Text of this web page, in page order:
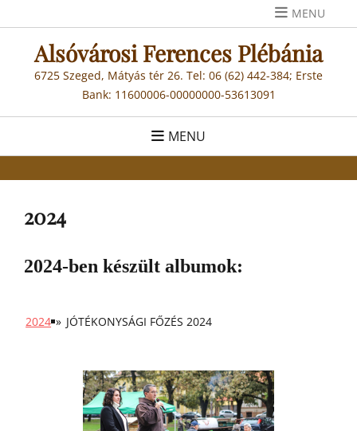
to
content
MENU
Alsóvárosi Ferences Plébánia
6725 Szeged, Mátyás tér 26. Tel: 06 (62) 442-384; Erste
Bank: 11600006-00000000-53613091
MENU
2024
2024-ben készült albumok:
2024 » JÓTÉKONYSÁGI FŐZÉS 2024